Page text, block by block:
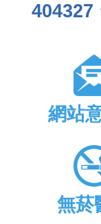
404327
網站
無菸